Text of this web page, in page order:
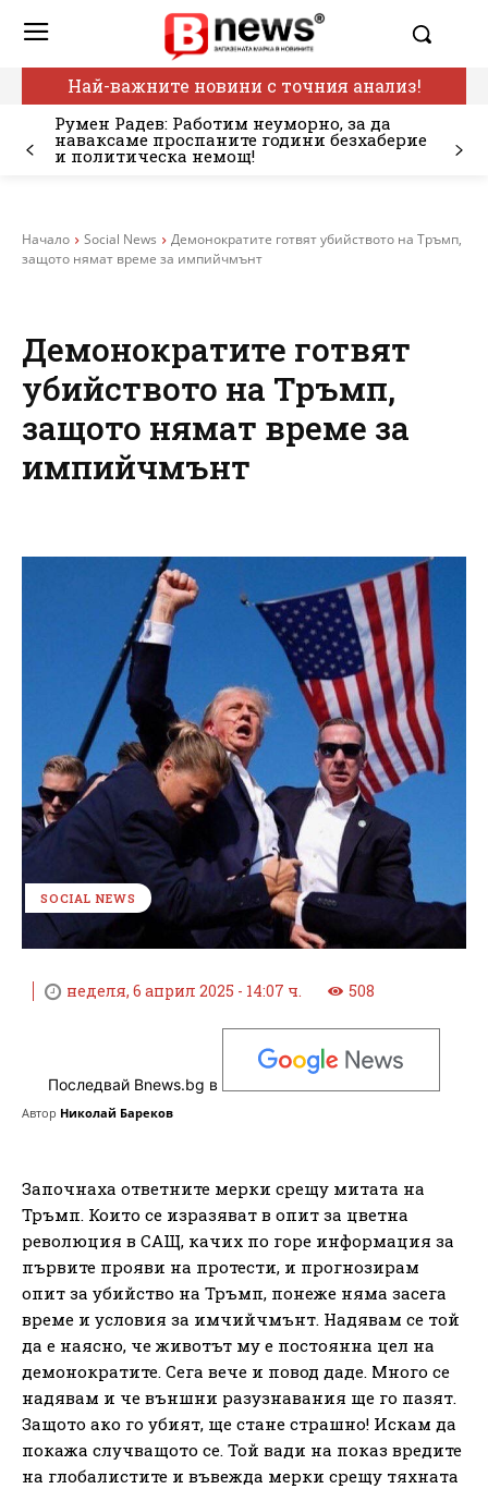
Най-важните новини с точния анализ!
Румен Радев: Работим неуморно, за да
наваксаме проспаните години безхаберие
и политическа немощ!
Начало Social News
Демонократите готвят убийството на Тръмп,
защото нямат време за импийчмънт
Демонократите готвят
убийството на Тръмп,
защото нямат време за
импийчмънт
SOCIAL NEWS
неделя, 6 април 2025 - 14:07 ч. 508
Последвай Bnews.bg в
Автор Николай Бареков
Започнаха ответните мерки срещу митата на
Тръмп. Които се изразяват в опит за цветна
революция в САЩ, качих по горе информация за
първите прояви на протести, и прогнозирам
опит за убийство на Тръмп, понеже няма засега
време и условия за имчийчмънт. Надявам се той
да е наясно, че животът му е постоянна цел на
демонократите. Сега вече и повод даде. Много се
надявам и че външни разузнавания ще го пазят.
Защото ако го убият, ще стане страшно! Искам да
покажа случващото се. Той вади на показ вредите
на глобалистите и въвежда мерки срещу тяхната